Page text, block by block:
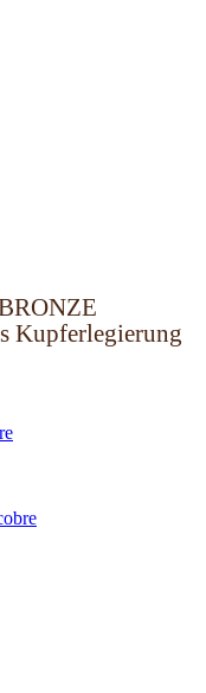
Kupferlegierung